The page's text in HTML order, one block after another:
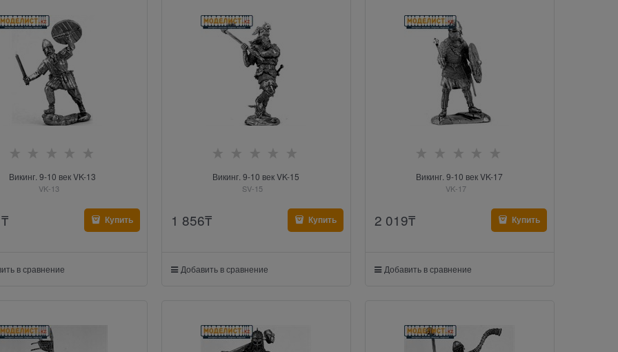
Викинг. 9-10 век VK-13
VK-13
₸ Купить
в сравнение
Викинг. 9-10 век VK-15
SV-15
1 856₸ Купить
Добавить в сравнение
Викинг. 9-10 век VK-17
VK-17
2 019₸ Купить
Добавить в сравнение